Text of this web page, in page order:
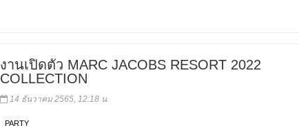
งานเปิดตัว MARC JACOBS RESORT 2022
COLLECTION
14 ธันวาคม 2565, 12:18 น.
PARTY